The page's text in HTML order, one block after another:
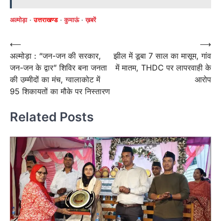
अल्मोड़ा उत्तराखण्ड कुमाऊं ख़बरें
Post
navigation
⟵
अल्मोड़ा : “जन-जन की सरकार,
जन-जन के द्वार” शिविर बना जनता
की उम्मीदों का मंच, ग्वालाकोट में
95 शिकायतों का मौके पर निस्तारण
झील में डूबा 7 साल का मासूम, गांव
में मातम, THDC पर लापरवाही के
आरोप
⟶
Related Posts